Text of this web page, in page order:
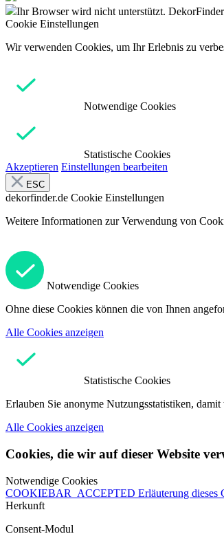
Ihr Browser wird nicht unterstützt.
Cookie Einstellungen
Wir verwenden Cookies, um Ihr Erlebnis zu
Notwendige Cookies
Statistische Cookies
Akzeptieren Einstellungen bearbeiten
ESC
dekorfinder.de Cookie Einstellungen
Weitere Informationen zur Verwendung von
Notwendige Cookies
Ohne diese Cookies können die von Ihnen
Alle Cookies anzeigen
Statistische Cookies
Erlauben Sie anonyme Nutzungsstatistiken,
Alle Cookies anzeigen
Cookies, die wir auf dieser Website
Notwendige Cookies
COOKIEBAR_ACCEPTED Erläuterung dieses
Herkunft
Consent-Modul